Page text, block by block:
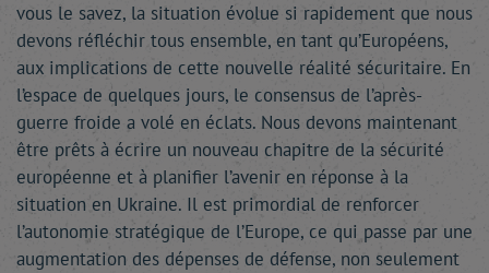
vous le savez, la situation évolue si rapidement que nous
devons réfléchir tous ensemble, en tant qu’Européens,
aux implications de cette nouvelle réalité sécuritaire. En
l’espace de quelques jours, le consensus de l’après-
guerre froide a volé en éclats. Nous devons maintenant
être prêts à écrire un nouveau chapitre de la sécurité
européenne et à planifier l’avenir en réponse à la
situation en Ukraine. Il est primordial de renforcer
l’autonomie stratégique de l’Europe, ce qui passe par une
augmentation des dépenses de défense, non seulement